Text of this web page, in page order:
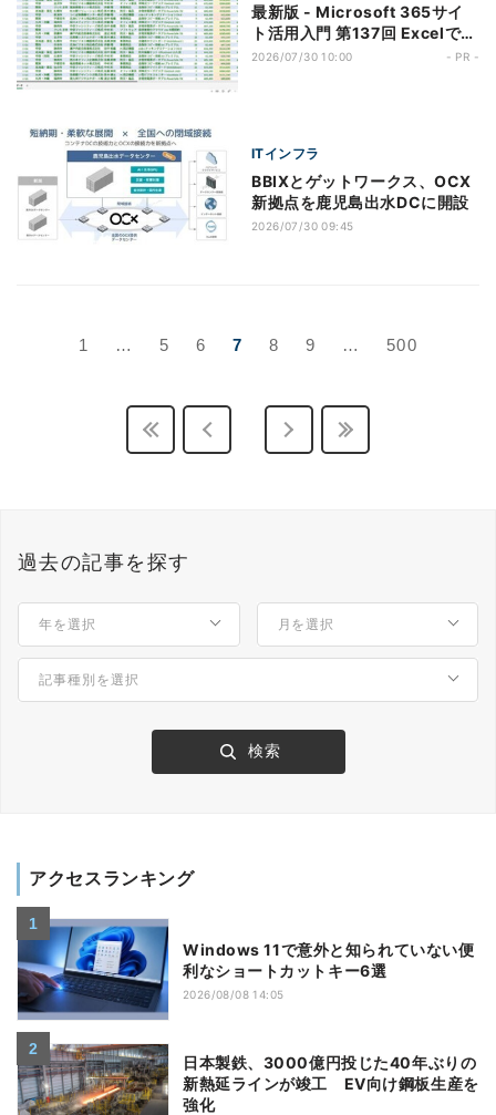
最新版 - Microsoft 365サイ
ト活用入門 第137回 Excelで始
めるMicrosoft 365 Copilot
2026/07/30 10:00 - PR -
ITインフラ
BBIXとゲットワークス、OCX
新拠点を鹿児島出水DCに開設
2026/07/30 09:45
1 … 5 6 7 8 9 … 500
過去の記事を探す
アクセスランキング
Windows 11で意外と知られていない便
利なショートカットキー6選
2026/08/08 14:05
日本製鉄、3000億円投じた40年ぶりの
新熱延ラインが竣工 EV向け鋼板生産を
強化